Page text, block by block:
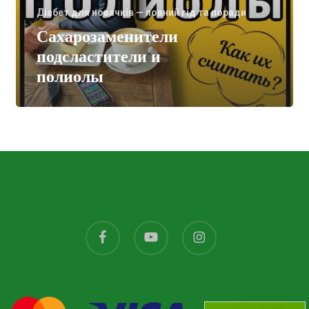
Діабет для новачків — повний гід та поради
Сахарозаменители
подсластители и
полиолы
facebook youtube instagram